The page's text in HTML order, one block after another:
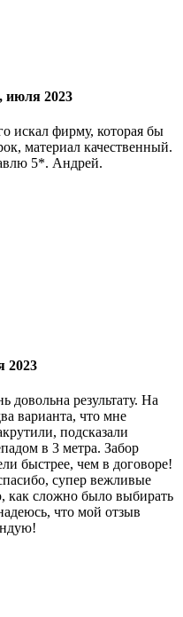
июля 2023
искал фирму, которая бы
материал качественный.
5*. Андрей.
2023
довольна результату. На
варианта, что мне
подсказали
в 3 метра. Забор
быстрее, чем в договоре!
супер вежливые
сложно было выбирать
что мой отзыв